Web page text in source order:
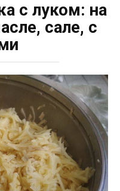
с луком: на
сале, с